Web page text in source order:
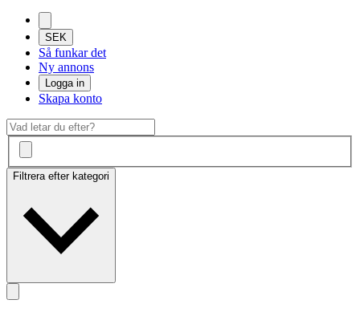
SEK
Så funkar det
Ny annons
Logga in
Skapa konto
Filtrera efter kategori